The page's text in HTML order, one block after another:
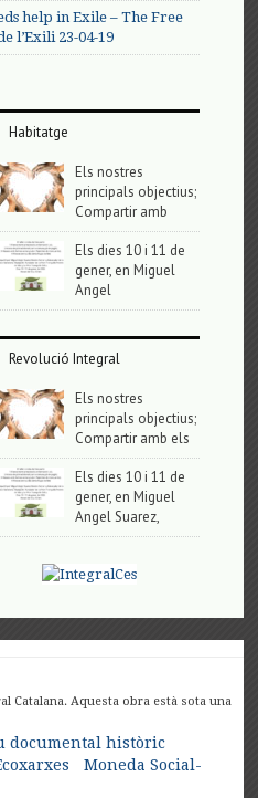
help in Exile – The Free
l’Exili 23-04-19
Habitatge
Els nostres
principals objectius;
Compartir amb
Els dies 10 i 11 de
gener, en Miguel
Angel
Revolució Integral
Els nostres
principals objectius;
Compartir amb els
Els dies 10 i 11 de
gener, en Miguel
Angel Suarez,
Catalana. Aquesta obra està sota una
documental històric
Moneda Social-